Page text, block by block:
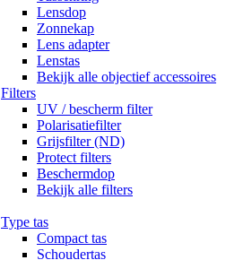
Lensdop
Zonnekap
Lens adapter
Lenstas
Bekijk alle objectief accessoires
Filters
UV / bescherm filter
Polarisatiefilter
Grijsfilter (ND)
Protect filters
Beschermdop
Bekijk alle filters
Type tas
Compact tas
Schoudertas